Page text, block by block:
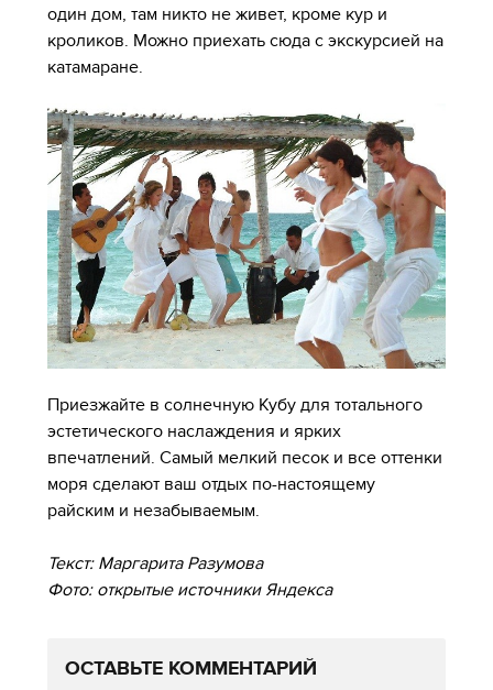
один дом, там никто не живет, кроме кур и
кроликов. Можно приехать сюда с экскурсией на
катамаране.
Приезжайте в солнечную Кубу для тотального
эстетического наслаждения и ярких
впечатлений. Самый мелкий песок и все оттенки
моря сделают ваш отдых по-настоящему
райским и незабываемым.
Текст: Маргарита Разумова
Фото: открытые источники Яндекса
ОСТАВЬТЕ КОММЕНТАРИЙ